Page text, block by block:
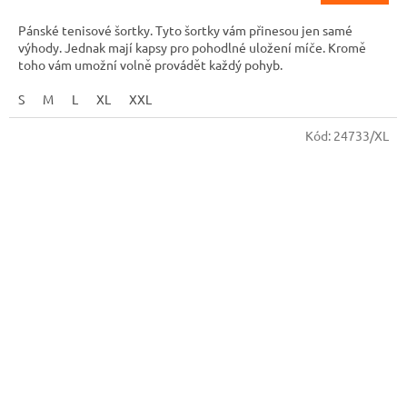
Pánské tenisové šortky. Tyto šortky vám přinesou jen samé
výhody. Jednak mají kapsy pro pohodlné uložení míče. Kromě
toho vám umožní volně provádět každý pohyb.
S M L XL XXL
Kód: 24733/XL